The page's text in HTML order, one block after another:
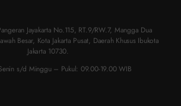
Jayakarta No.115, RT.9/RW.7, Mangga Dua
Besar, Kota Jakarta Pusat, Daerah Khusus Ibukota
Jakarta 10730.
s/d Minggu – Pukul: 09.00-19.00 WIB